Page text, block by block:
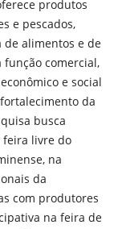
produtos
e pescados,
alimentos e de
comercial,
e social
da
busca
feira livre do
na
da
com produtores
na feira de